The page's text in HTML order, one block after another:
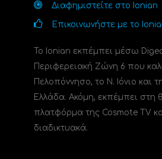
Διαφημιστείτε στο Ionian
Επικοινωνήστε με το
Το Ionian εκπέμπει μέσω
Περιφερειακή Ζώνη 6 που
Πελοπόννησο, το N. Ιόνιο και
Ελλάδα. Ακόμη, εκπέμπει στη
πλατφόρμα της Cosmote TV
διαδικτυακά.